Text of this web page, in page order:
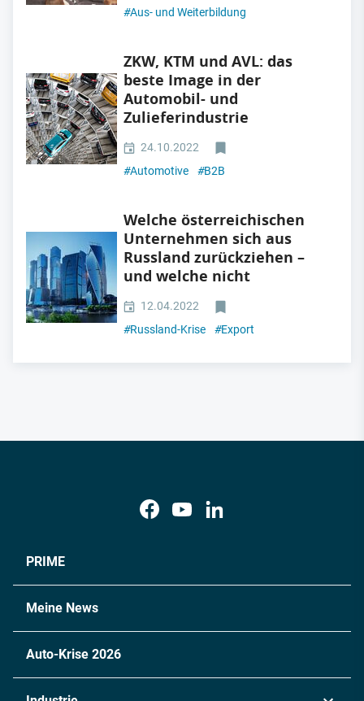
#Aus- und Weiterbildung
ZKW, KTM und AVL: das
beste Image in der
Automobil- und
Zulieferindustrie
24.10.2022
#Automotive #B2B
Welche österreichischen
Unternehmen sich aus
Russland zurückziehen –
und welche nicht
12.04.2022
#Russland-Krise #Export
PRIME
Meine News
Auto-Krise 2026